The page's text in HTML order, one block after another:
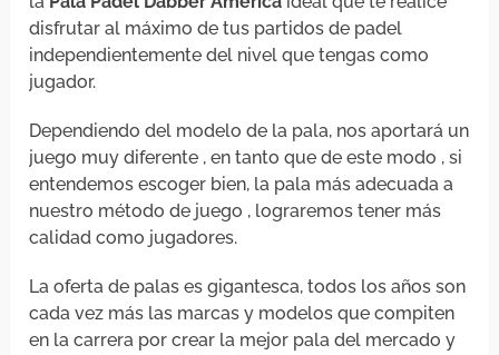
disfrutar al máximo de tus partidos de padel
independientemente del nivel que tengas como
jugador.
Dependiendo del modelo de la pala, nos aportará un
juego muy diferente , en tanto que de este modo , si
entendemos escoger bien, la pala más adecuada a
nuestro método de juego , lograremos tener más
calidad como jugadores.
La oferta de palas es gigantesca, todos los años son
cada vez más las marcas y modelos que compiten
en la carrera por crear la mejor pala del mercado y